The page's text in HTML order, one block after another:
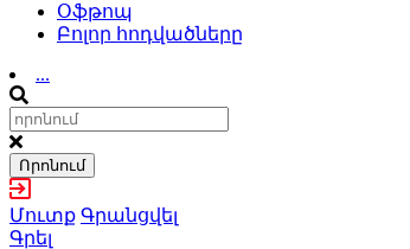
Օֆթոպ
Բոլոր հոդվածները
...
Որոնում
Մուտք Գրանցվել
Գրել